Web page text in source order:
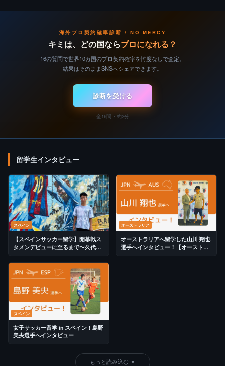
海外プロ契約確率診断 / NO MERCY
キミは、どの国ならプロになれる？
16の質問で世界10カ国のプロ契約確率を忖度なしで査定。
結果はそのままSNSへシェアできます。
診断を受ける
全16問・約2分
留学生インタビュー
スペイン
【スペインサッカー留学】開幕戦ス
タメンデビューに至るまで〜久代凛
オーストラリア
オーストラリアへ留学した山川 翔也
選手へインタビュー！【オーストラ
スペイン
女子サッカー留学 in スペイン！島野
美央選手へインタビュー
もっと読み込む ▼